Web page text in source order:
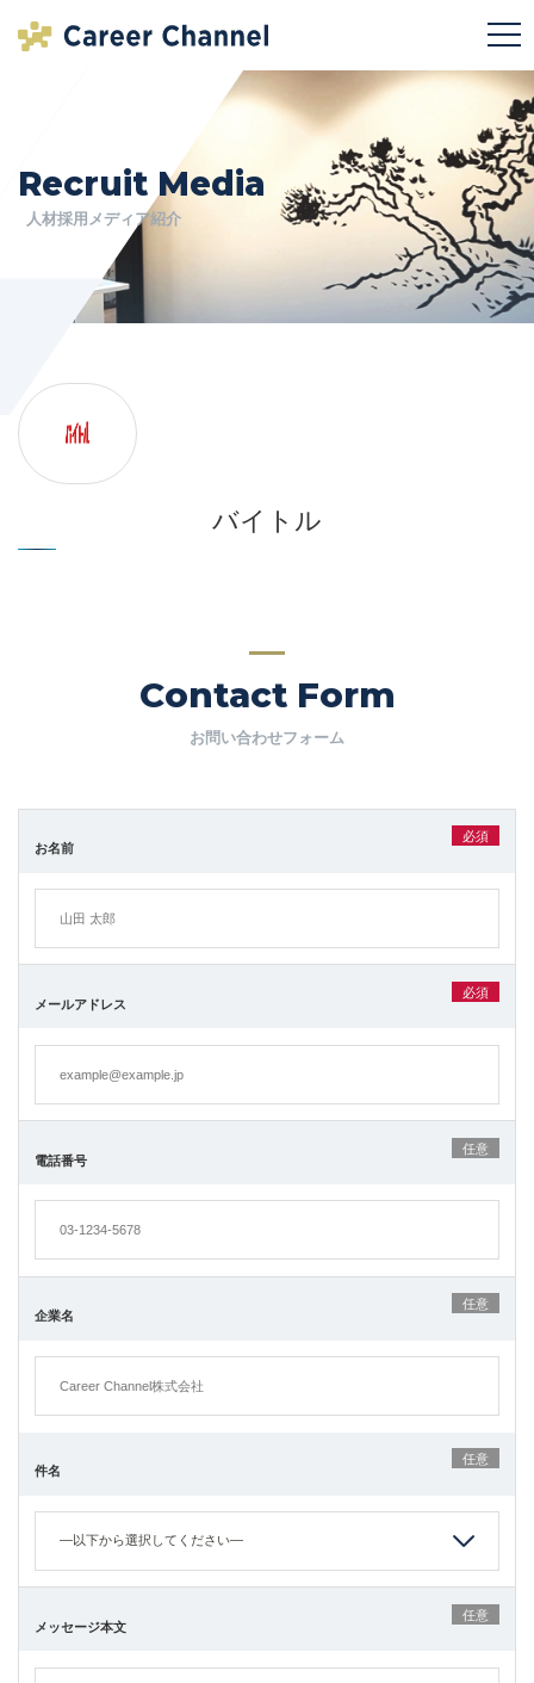
Recruit Media
人材採用メディア紹介
バイトル
Contact Form
お問い合わせフォーム
お名前
必須
メールアドレス
必須
電話番号
任意
企業名
任意
件名
任意
メッセージ本文
任意